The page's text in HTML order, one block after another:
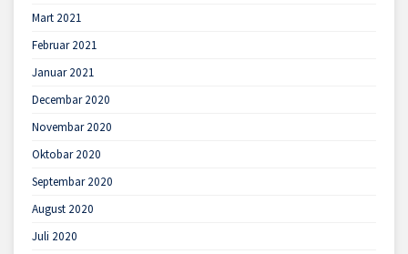
Mart 2021
Februar 2021
Januar 2021
Decembar 2020
Novembar 2020
Oktobar 2020
Septembar 2020
August 2020
Juli 2020